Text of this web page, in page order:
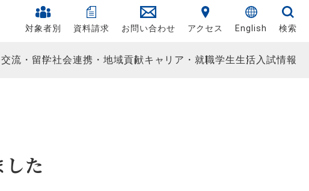
対象者別 資料請求 お問い合わせ アクセス English 検索
流・留学社会連携・地域貢献キャリア・就職学生生活入試情報
た